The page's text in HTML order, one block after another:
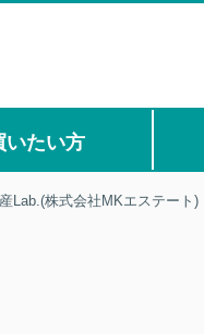
いたい方
Lab.(株式会社MKエステート)